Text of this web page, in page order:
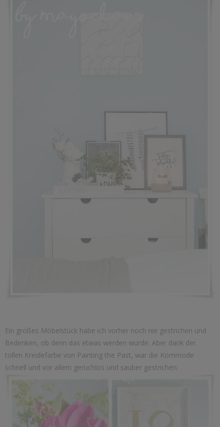
Ein großes Möbelstück habe ich vorher noch nie gestrichen und
Bedenken, ob denn das etwas werden würde. Aber dank der
tollen Kreidefarbe von Painting the Past, war die Kommode
schnell und vor allem geruchlos und sauber gestrichen.